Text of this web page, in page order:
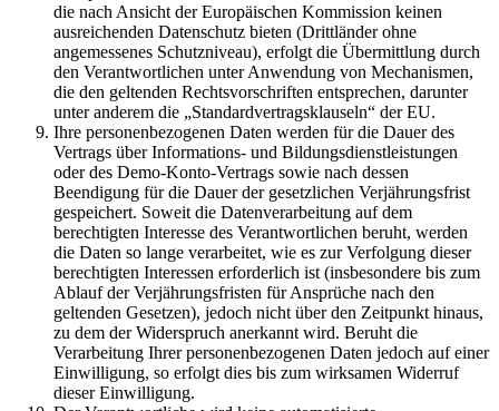
die nach Ansicht der Europäischen Kommission keinen
ausreichenden Datenschutz bieten (Drittländer ohne
angemessenes Schutzniveau), erfolgt die Übermittlung durch
den Verantwortlichen unter Anwendung von Mechanismen,
die den geltenden Rechtsvorschriften entsprechen, darunter
unter anderem die „Standardvertragsklauseln“ der EU.
Ihre personenbezogenen Daten werden für die Dauer des
Vertrags über Informations- und Bildungsdienstleistungen
oder des Demo-Konto-Vertrags sowie nach dessen
Beendigung für die Dauer der gesetzlichen Verjährungsfrist
gespeichert. Soweit die Datenverarbeitung auf dem
berechtigten Interesse des Verantwortlichen beruht, werden
die Daten so lange verarbeitet, wie es zur Verfolgung dieser
berechtigten Interessen erforderlich ist (insbesondere bis zum
Ablauf der Verjährungsfristen für Ansprüche nach den
geltenden Gesetzen), jedoch nicht über den Zeitpunkt hinaus,
zu dem der Widerspruch anerkannt wird. Beruht die
Verarbeitung Ihrer personenbezogenen Daten jedoch auf einer
Einwilligung, so erfolgt dies bis zum wirksamen Widerruf
dieser Einwilligung.